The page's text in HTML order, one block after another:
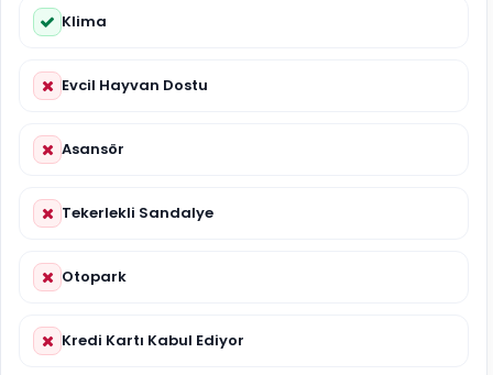
Klima
Evcil Hayvan Dostu
Asansör
Tekerlekli Sandalye
Otopark
Kredi Kartı Kabul Ediyor